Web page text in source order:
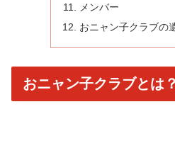
メンバー
おニャン子クラブの
おニャン子クラブとは？